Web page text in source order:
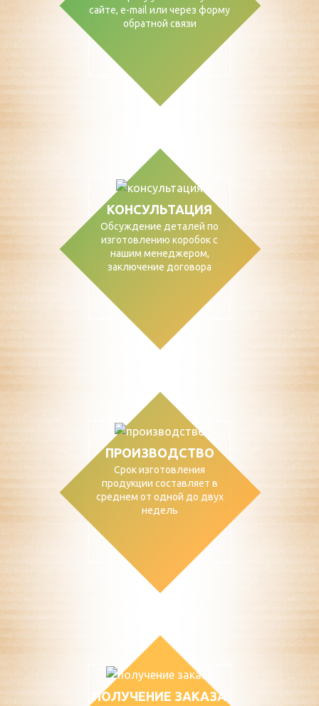
сайте, е-mail или через форму
обратной связи
КОНСУЛЬТАЦИЯ
Обсуждение деталей по
изготовлению коробок с
нашим менеджером,
заключение договора
ПРОИЗВОДСТВО
Срок изготовления
продукции составляет в
среднем от одной до двух
недель
ПОЛУЧЕНИЕ ЗАКАЗА